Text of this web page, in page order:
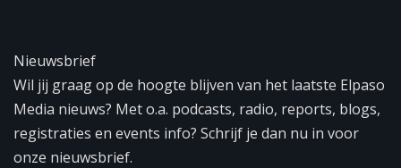
Nieuwsbrief
Wil jij graag op de hoogte blijven van het laatste Elpaso
Media nieuws? Met o.a. podcasts, radio, reports, blogs,
registraties en events info? Schrijf je dan nu in voor
onze nieuwsbrief.